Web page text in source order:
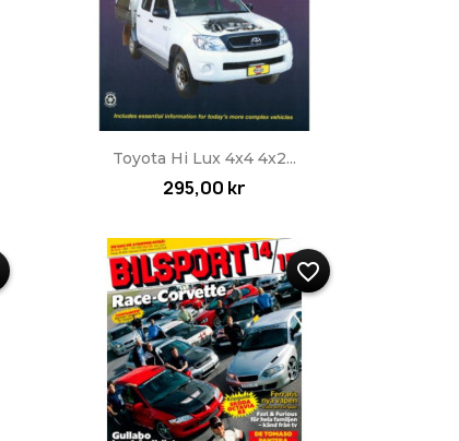
Snabbvy
Toyota Hi Lux 4x4 4x2...
295,00 kr
favorite_border